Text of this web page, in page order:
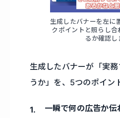
生成したバナーを左に
クポイントと照らし合
るか確認し
生成したバナーが「実
うか」を、5つのポイン
一瞬で何の広告か伝